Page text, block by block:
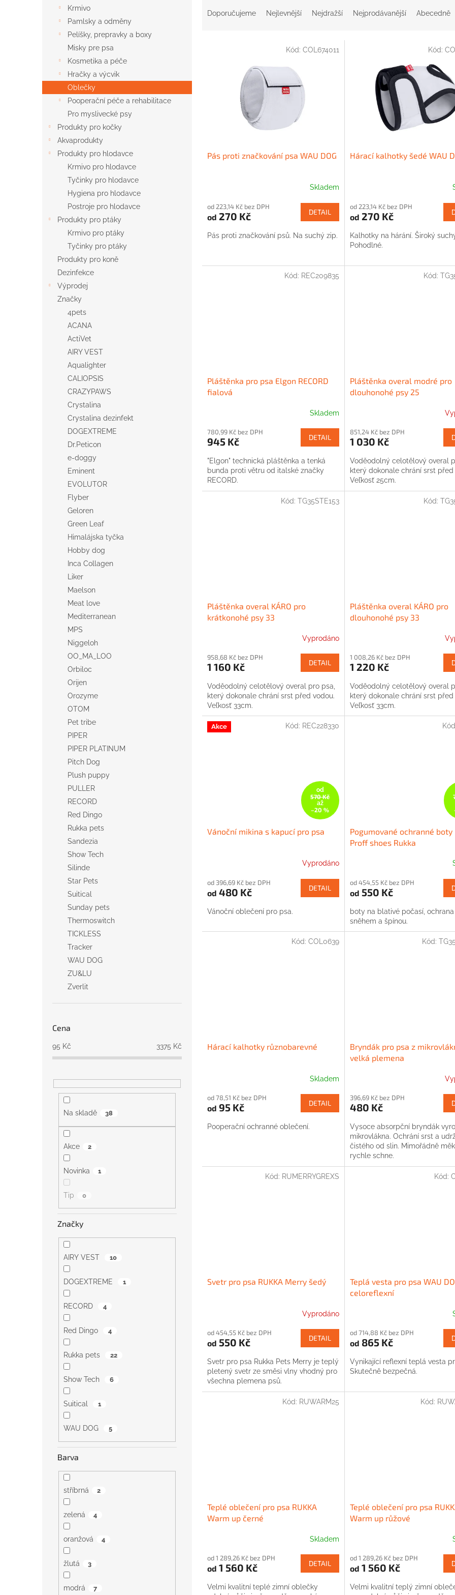
Krmivo
Pamlsky a odměny
Pelíšky, prepravky a boxy
Misky pre psa
Kosmetika a péče
Hračky a výcvik
Oblečky
Pooperační péče a rehabilitace
Pro myslivecké psy
Produkty pro kočky
Akvaprodukty
Produkty pro hlodavce
Krmivo pro hlodavce
Tyčinky pro hlodavce
Hygiena pro hlodavce
Postroje pro hlodavce
Produkty pro ptáky
Krmivo pro ptáky
Tyčinky pro ptáky
Produkty pro koně
Dezinfekce
Výprodej
Značky
4pets
ACANA
ActiVet
AIRY VEST
Aqualighter
CALIOPSIS
CRAZYPAWS
Crystalina
Crystalina dezinfekt
DOGEXTREME
Dr.Peticon
e-doggy
Eminent
EVOLUTOR
Flyber
Geloren
Green Leaf
Himalájska tyčka
Hobby dog
Inca Collagen
Liker
Maelson
Meat love
Mediterranean
MPS
Niggeloh
OO_MA_LOO
Orbiloc
Orijen
Orozyme
OTOM
Pet tribe
PIPER
PIPER PLATINUM
Pitch Dog
Plush puppy
PULLER
RECORD
Red Dingo
Rukka pets
Sandezia
Show Tech
Silinde
Star Pets
Suitical
Sunday pets
Thermoswitch
TICKLESS
Tracker
WAU DOG
ZU&LU
Zverlit
Cena
95 Kč 3375 Kč
Na skladě 38
Akce 2
Novinka 1
Tip 0
Značky
AIRY VEST 10
DOGEXTREME 1
RECORD 4
Red Dingo 4
Rukka pets 22
Show Tech 6
Suitical 1
WAU DOG 5
Barva
stříbrná 2
zelená 4
oranžová 4
žlutá 3
modrá 7
Doporučujeme Nejlevnější Nejdražší Nejprodávanější Abecedně
Pás proti značkování psa WAU DOG
Skladem
od 223,14 Kč bez DPH
od 270 Kč DETAIL
Pás proti značkování psů. Na suchý zip.
Kód: COL674011
Hárací kalhotky šedé WAU
od 223,14 Kč bez DPH
od 270 Kč
Kalhotky na hárání. Široký
Pohodlné.
Kód:
Pláštěnka pro psa Elgon RECORD
fialová
Skladem
780,99 Kč bez DPH
945 Kč DETAIL
"Elgon" technická pláštěnka a tenká
bunda proti větru od italské značky
RECORD.
Kód: REC209835
Pláštěnka overal modré pro
dlouhonohé psy 25
851,24 Kč bez DPH
1 030 Kč
Voděodolný celotělový overal
který dokonale chrání srst před
Veľkosť 25cm.
Kód:
Pláštěnka overal KÁRO pro
krátkonohé psy 33
Vyprodáno
958,68 Kč bez DPH
1 160 Kč DETAIL
Voděodolný celotělový overal pro psa,
který dokonale chrání srst před vodou.
Veľkosť 33cm.
Kód: TG35STE153
Pláštěnka overal KÁRO pro
dlouhonohé psy 33
1 008,26 Kč bez DPH
1 220 Kč
Voděodolný celotělový overal
který dokonale chrání srst před
Veľkosť 33cm.
Kód:
Akce
od
570 Kč
až
–20 %
Vánoční mikina s kapucí pro psa
Vyprodáno
od 396,69 Kč bez DPH
od 480 Kč DETAIL
Vánoční oblečení pro psa.
Kód: REC228330
Pogumované ochranné boty
Proff shoes Rukka
od 454,55 Kč bez DPH
od 550 Kč
boty na blativé počasí,
sněhem a špínou.
Hárací kalhotky různobarevné
Skladem
od 78,51 Kč bez DPH
od 95 Kč DETAIL
Pooperační ochranné oblečení.
Kód: COL0639
Bryndák pro psa z
velká plemena
396,69 Kč bez DPH
480 Kč
Vysoce absorpční bryndák
mikrovlákna. Ochrání srst a
čistého od slin. Mimořádně
rychle schne.
Kód:
Svetr pro psa RUKKA Merry šedý
Vyprodáno
od 454,55 Kč bez DPH
od 550 Kč DETAIL
Svetr pro psa Rukka Pets Merry je teplý
pletený svetr ze směsi vlny vhodný pro
všechna plemena psů.
Kód: RUMERRYGREXS
Teplá vesta pro psa WAU
celoreflexní
od 714,88 Kč bez DPH
od 865 Kč
Vynikající reflexní teplá vesta
Skutečně bezpečná.
Kód:
Teplé oblečení pro psa RUKKA
Warm up černé
Skladem
od 1 289,26 Kč bez DPH
od 1 560 Kč DETAIL
Velmi kvalitní teplé zimní oblečky
Kód: RUWARM25
Teplé oblečení pro psa
Warm up růžové
od 1 289,26 Kč bez DPH
od 1 560 Kč
Velmi kvalitní teplý zimní
Kód: